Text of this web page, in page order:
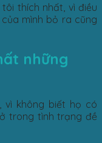
thích nhất, vì điều
mình bỏ ra cũng
những
vì không biết họ có
trong tình trạng đề